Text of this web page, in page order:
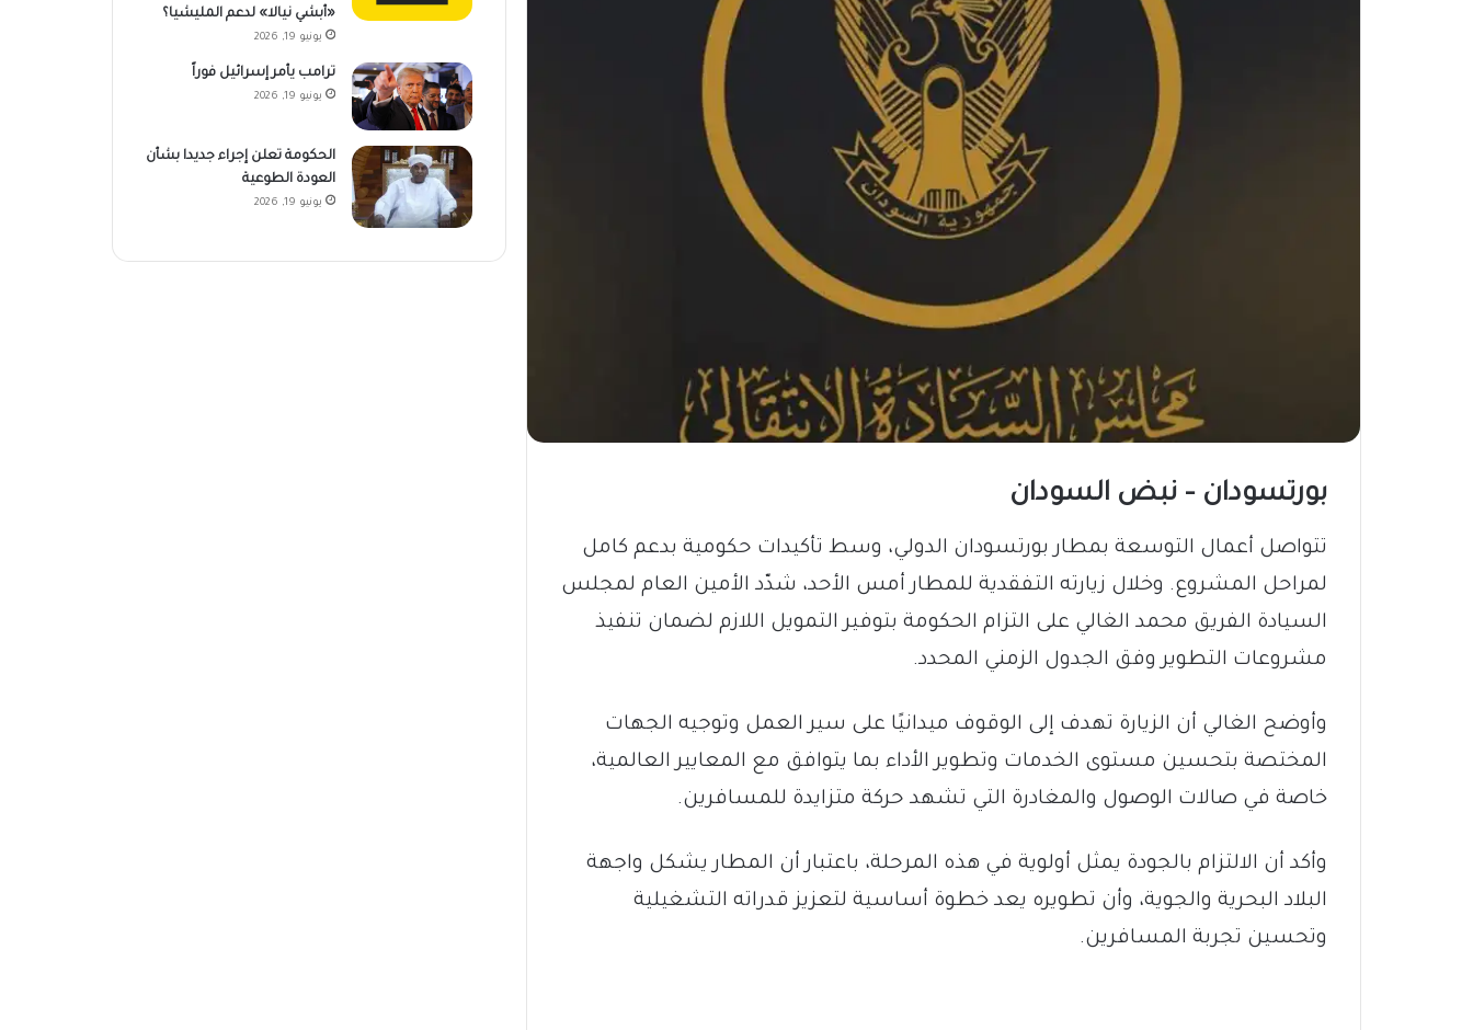
بورتسودان – نبض السودان
تتواصل أعمال التوسعة بمطار بورتسودان الدولي، وسط تأكيدات حكومية بدعم كامل
لمراحل المشروع. وخلال زيارته التفقدية للمطار أمس الأحد، شدّد الأمين العام لمجلس
السيادة الفريق محمد الغالي على التزام الحكومة بتوفير التمويل اللازم لضمان تنفيذ
مشروعات التطوير وفق الجدول الزمني المحدد.
وأوضح الغالي أن الزيارة تهدف إلى الوقوف ميدانيًا على سير العمل وتوجيه الجهات
المختصة بتحسين مستوى الخدمات وتطوير الأداء بما يتوافق مع المعايير العالمية،
خاصة في صالات الوصول والمغادرة التي تشهد حركة متزايدة للمسافرين.
وأكد أن الالتزام بالجودة يمثل أولوية في هذه المرحلة، باعتبار أن المطار يشكل واجهة
البلاد البحرية والجوية، وأن تطويره يعد خطوة أساسية لتعزيز قدراته التشغيلية
وتحسين تجربة المسافرين.
«أبشي نيالا» لدعم المليشيا؟
يونيو 19, 2026
ترامب يأمر إسرائيل فوراً
يونيو 19, 2026
الحكومة تعلن إجراء جديدا بشأن
العودة الطوعية
يونيو 19, 2026